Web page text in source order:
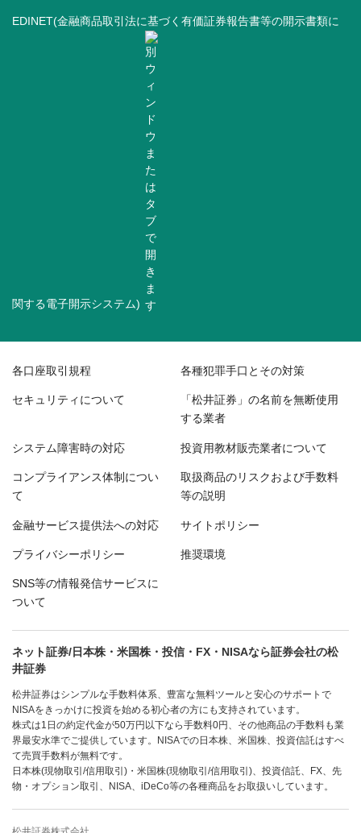
EDINET(金融商品取引法に基づく有価証券報告書等の開示書類に
関する電子開示システム)
各口座取引規程 各種犯罪手口とその対策
セキュリティについて 「松井証券」の名前を無断使用
する業者
システム障害時の対応 投資用教材販売業者について
コンプライアンス体制につい
て
取扱商品のリスクおよび手数料
等の説明
金融サービス提供法への対応 サイトポリシー
プライバシーポリシー 推奨環境
SNS等の情報発信サービスに
ついて
ネット証券/日本株・米国株・投信・FX・NISAなら証券会社の松
井証券
松井証券はシンプルな手数料体系、豊富な無料ツールと安心のサポートで
NISAをきっかけに投資を始める初心者の方にも支持されています。
株式は1日の約定代金が50万円以下なら手数料0円、その他商品の手数料も業
界最安水準でご提供しています。NISAでの日本株、米国株、投資信託はすべ
て売買手数料が無料です。
日本株(現物取引/信用取引)・米国株(現物取引/信用取引)、投資信託、FX、先
物・オプション取引、NISA、iDeCo等の各種商品をお取扱いしています。